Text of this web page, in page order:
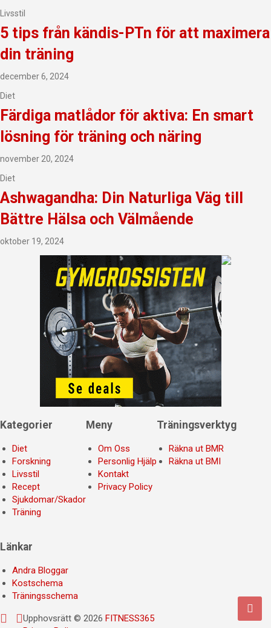
Livsstil
5 tips från kändis-PTn för att maximera
din träning
december 6, 2024
Diet
Färdiga matlådor för aktiva: En smart
lösning för träning och näring
november 20, 2024
Diet
Ashwagandha: Din Naturliga Väg till
Bättre Hälsa och Välmående
oktober 19, 2024
Kategorier
Diet
Forskning
Livsstil
Recept
Sjukdomar/Skador
Träning
Meny
Om Oss
Personlig Hjälp
Kontakt
Privacy Policy
Träningsverktyg
Räkna ut BMR
Räkna ut BMI
Länkar
Andra Bloggar
Kostschema
Träningsschema
Upphovsrätt © 2026 FITNESS365